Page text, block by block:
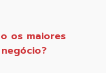
os maiores